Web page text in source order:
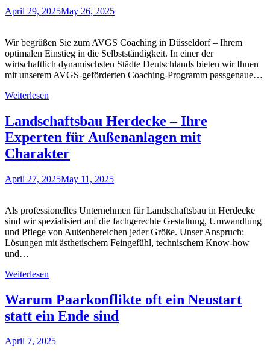
April 29, 2025May 26, 2025
Wir begrüßen Sie zum AVGS Coaching in Düsseldorf – Ihrem
optimalen Einstieg in die Selbstständigkeit. In einer der
wirtschaftlich dynamischsten Städte Deutschlands bieten wir Ihnen
mit unserem AVGS-geförderten Coaching-Programm passgenaue…
Weiterlesen
Landschaftsbau Herdecke – Ihre
Experten für Außenanlagen mit
Charakter
April 27, 2025May 11, 2025
Als professionelles Unternehmen für Landschaftsbau in Herdecke
sind wir spezialisiert auf die fachgerechte Gestaltung, Umwandlung
und Pflege von Außenbereichen jeder Größe. Unser Anspruch:
Lösungen mit ästhetischem Feingefühl, technischem Know-how
und…
Weiterlesen
Warum Paarkonflikte oft ein Neustart
statt ein Ende sind
April 7, 2025